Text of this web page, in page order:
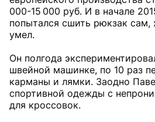
000-15 000 руб. И в начале
попытался сшить рюкзак
умел.
Он полгода
швейной машинке, по 10 раз
карманы и лямки. Заодно
спортивной одежды с
для кроссовок.